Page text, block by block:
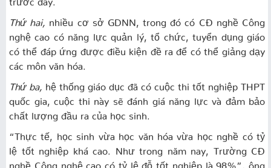
Thứ hai,
nhiều cơ sở GDNN, trong đó có CĐ nghề Công
nghệ cao có năng lực quản lý, tổ chức, tuyển dụng giáo
có thể đáp ứng được điều kiện đề ra để có thể giảng dạy
các môn văn hóa.
Thứ ba,
hệ thống giáo dục đã có cuộc thi tốt nghiệp THPT
quốc gia, cuộc thi này sẽ đánh giá năng lực và đảm bảo
chất lượng đầu ra của học sinh.
“Thực tế, học sinh vừa học văn hóa vừa học nghề có tỷ
lệ tốt nghiệp khá cao. Như trong năm nay, Trường CĐ
nghề Công nghệ cao có tỷ lệ đỗ tốt nghiệp là 98%”, ông